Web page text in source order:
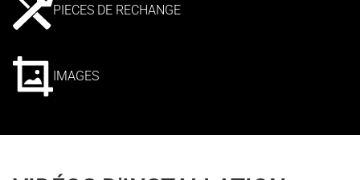
PIECES DE RECHANGE
IMAGES